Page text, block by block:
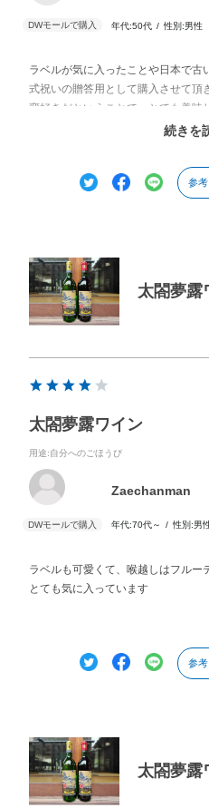
年代:50代 性別:男性
ラベルが気に入ったことや日本で古
式祝いの贈答用として購入させて頂
変好きだということで、とても美味
感想を頂きました。再度、自分用に
続きを
参
太閤夢露
太閤夢露ワイン
用途:自分へのごほうび
Zaechanman
年代:70代～ 性別:男
ラベルも可愛くて、喉越しはフルー
とても気に入っています
参
太閤夢露